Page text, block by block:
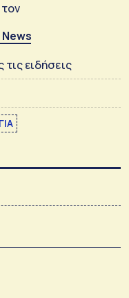
ειδήσεις